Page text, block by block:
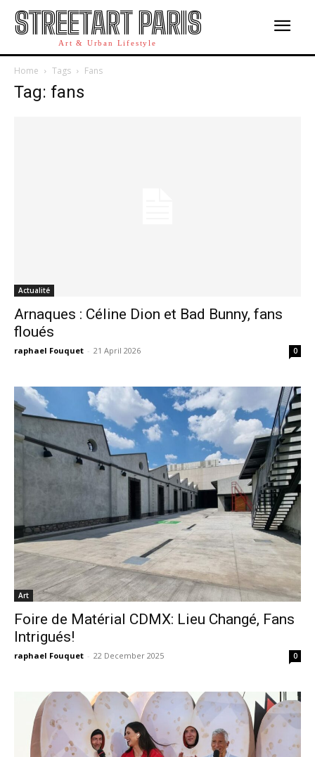
STREETART PARIS
Art & Urban Lifestyle
Home Tags Fans
Tag: fans
Actualité
Arnaques : Céline Dion et Bad Bunny, fans
floués
raphael Fouquet - 21 April 2026 0
Art
Foire de Matérial CDMX: Lieu Changé, Fans
Intrigués!
raphael Fouquet - 22 December 2025 0